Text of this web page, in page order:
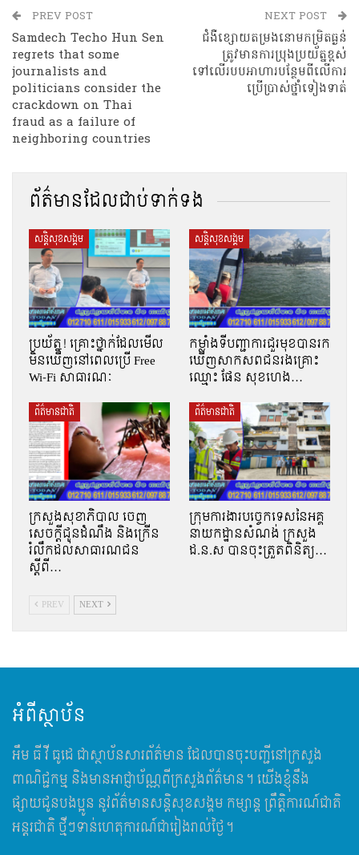
PREV POST
Samdech Techo Hun Sen
regrets that some
journalists and
politicians consider the
crackdown on Thai
fraud as a failure of
neighboring countries
NEXT POST
ជំងឺខ្សោយតម្រងនោមកម្រិតធ្ងន់
ត្រូវមានការប្រុងប្រយ័ត្នខ្ពស់
ទៅលើរបបអាហារបន្ថែមពីលើការ
ប្រើប្រាស់ថ្នាំទៀងទាត់
ព័ត៌មានដែលជាប់ទាក់ទង
សន្តិសុខសង្គម
ប្រយ័ត្ន! គ្រោះថ្នាក់ដែលមើល
មិនឃើញនៅពេលប្រើ Free
Wi-Fi សាធារណៈ
សន្តិសុខសង្គម
កម្លាំងទីបញ្ជាការជួរមុខបានរក
ឃើញសាកសពជនរងគ្រោះ
ឈ្មោះ ផែន សុខហេង…
ព័ត៌មានជាតិ
ក្រសួងសុខាភិបាល ចេញ
សេចក្តីជូនដំណឹង និងក្រើន
រំលឹកដល់សាធារណជន
ស្ដីពី…
ព័ត៌មានជាតិ
ក្រុមការងារបច្ចេកទេសនៃអគ្គ
នាយកដ្ឋានសំណង់ ក្រសួង
ដ.ន.ស បានចុះត្រួតពិនិត្យ…
PREV NEXT
អំពីស្ថាប័ន
អឹម​ ធី វី ធូដេ ជាស្ថាប័នសារព័ត៌មាន ដែលបានចុះបញ្ជីនៅក្រសួង
ពាណិជ្ជកម្ម និងមានអាជ្ញាប័ណ្ណពីក្រសួងព័ត៌មាន។ យើងខ្ញុំនឹង
ផ្សាយជូនបងប្អូន នូវព័ត៌មានសន្តិសុខសង្គម កម្សាន្ត ព្រឹត្តិការណ៍ជាតិ
អន្តរជាតិ ថ្មីៗទាន់ហេតុការណ៍ជារៀងរាល់ថ្ងៃ។